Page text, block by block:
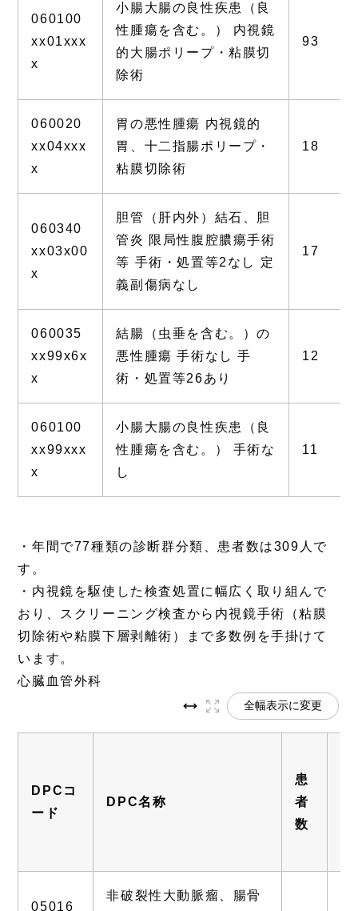
060100
xx01xxx
x
小腸大腸の良性疾患（良
性腫瘍を含む。） 内視鏡
的大腸ポリープ・粘膜切
除術
93
060020
xx04xxx
x
胃の悪性腫瘍 内視鏡的
胃、十二指腸ポリープ・
粘膜切除術
18
060340
xx03x00
x
胆管（肝内外）結石、胆
管炎 限局性腹腔膿瘍手術
等 手術・処置等2なし 定
義副傷病なし
17
060035
xx99x6x
x
結腸（虫垂を含む。）の
悪性腫瘍 手術なし 手
術・処置等26あり
12
060100
xx99xxx
x
小腸大腸の良性疾患（良
性腫瘍を含む。） 手術な
し
11
・年間で77種類の診断群分類、患者数は309人で
す。
・内視鏡を駆使した検査処置に幅広く取り組んで
おり、スクリーニング検査から内視鏡手術（粘膜
切除術や粘膜下層剥離術）まで多数例を手掛けて
います。
心臓血管外科
全幅表示に変更
DPCコ
ード
DPC名称
患
者
数
05016
非破裂性大動脈瘤、腸骨